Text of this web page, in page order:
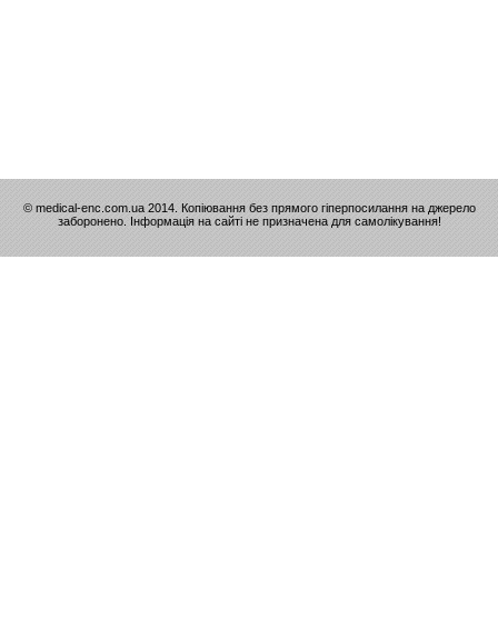
© medical-enc.com.ua 2014. Копіювання без прямого гіперпосилання на джерело
заборонено. Інформація на сайті не призначена для самолікування!